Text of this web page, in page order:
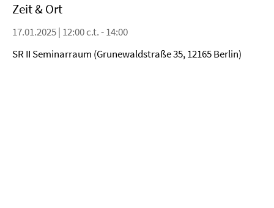
Zeit & Ort
17.01.2025 | 12:00 c.t. - 14:00
SR II Seminarraum (Grunewaldstraße 35, 12165 Berlin)